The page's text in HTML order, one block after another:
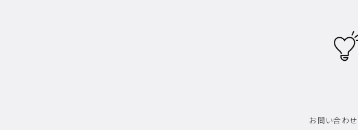
お問い合わせ